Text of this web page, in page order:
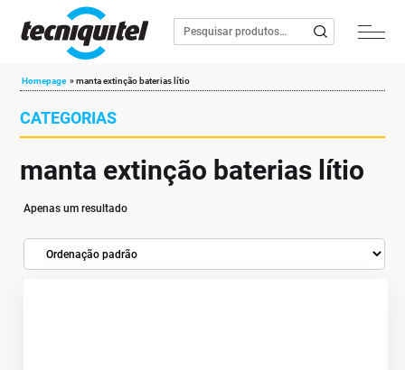
Homepage »manta extinção baterias lítio
CATEGORIAS
manta extinção baterias lítio
Apenas um resultado